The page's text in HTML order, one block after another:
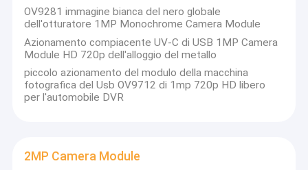
OV9281 immagine bianca del nero globale
dell'otturatore 1MP Monochrome Camera Module
Azionamento compiacente UV-C di USB 1MP Camera
Module HD 720p dell'alloggio del metallo
piccolo azionamento del modulo della macchina
fotografica del Usb OV9712 di 1mp 720p HD libero
per l'automobile DVR
2MP Camera Module